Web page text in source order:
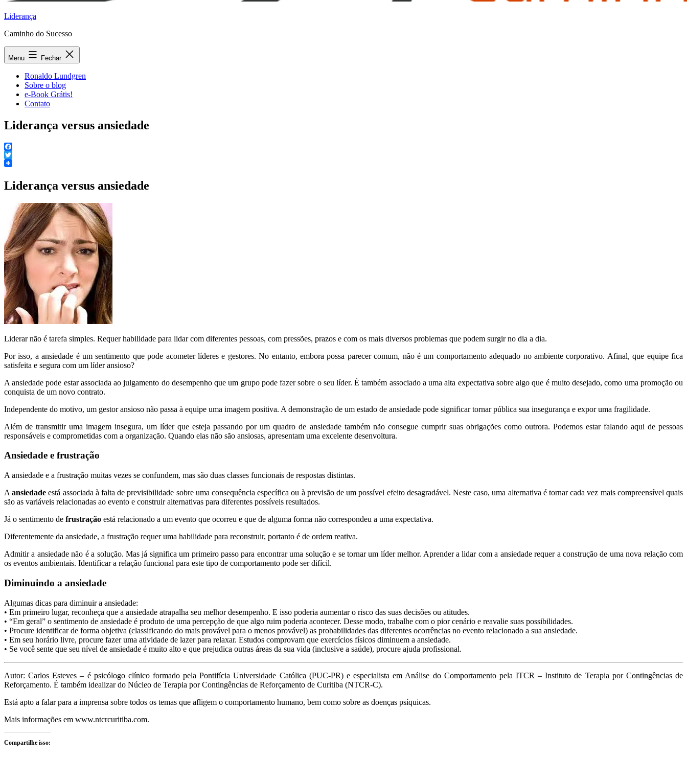
Liderança
Caminho do Sucesso
Menu Fechar
Ronaldo Lundgren
Sobre o blog
e-Book Grátis!
Contato
Liderança versus ansiedade
Facebook
Twitter
Liderança versus ansiedade
Liderar não é tarefa simples. Requer habilidade para lidar com diferentes pessoas, com pressões, prazos e com os mais diversos problemas que podem surgir no dia a dia.
Por isso, a ansiedade é um sentimento que pode acometer líderes e gestores. No entanto, embora possa parecer comum, não é um comportamento adequado no ambiente corporativo. Afinal, que equipe fica
satisfeita e segura com um líder ansioso?
A ansiedade pode estar associada ao julgamento do desempenho que um grupo pode fazer sobre o seu líder. É também associado a uma alta expectativa sobre algo que é muito desejado, como uma promoção ou
conquista de um novo contrato.
Independente do motivo, um gestor ansioso não passa à equipe uma imagem positiva. A demonstração de um estado de ansiedade pode significar tornar pública sua insegurança e expor uma fragilidade.
Além de transmitir uma imagem insegura, um líder que esteja passando por um quadro de ansiedade também não consegue cumprir suas obrigações como outrora. Podemos estar falando aqui de pessoas
responsáveis e comprometidas com a organização. Quando elas não são ansiosas, apresentam uma excelente desenvoltura.
Ansiedade e frustração
A ansiedade e a frustração muitas vezes se confundem, mas são duas classes funcionais de respostas distintas.
Aansiedade está associada à falta de previsibilidade sobre uma consequência específica ou à previsão de um possível efeito desagradável. Neste caso, uma alternativa é tornar cada vez mais compreensível quais
são as variáveis relacionadas ao evento e construir alternativas para diferentes possíveis resultados.
Já o sentimento de frustração está relacionado a um evento que ocorreu e que de alguma forma não correspondeu a uma expectativa.
Diferentemente da ansiedade, a frustração requer uma habilidade para reconstruir, portanto é de ordem reativa.
Admitir a ansiedade não é a solução. Mas já significa um primeiro passo para encontrar uma solução e se tornar um líder melhor. Aprender a lidar com a ansiedade requer a construção de uma nova relação com
os eventos ambientais. Identificar a relação funcional para este tipo de comportamento pode ser difícil.
Diminuindo a ansiedade
Algumas dicas para diminuir a ansiedade:
• Em primeiro lugar, reconheça que a ansiedade atrapalha seu melhor desempenho. E isso poderia aumentar o risco das suas decisões ou atitudes.
• “Em geral” o sentimento de ansiedade é produto de uma percepção de que algo ruim poderia acontecer. Desse modo, trabalhe com o pior cenário e reavalie suas possibilidades.
• Procure identificar de forma objetiva (classificando do mais provável para o menos provável) as probabilidades das diferentes ocorrências no evento relacionado a sua ansiedade.
• Em seu horário livre, procure fazer uma atividade de lazer para relaxar. Estudos comprovam que exercícios físicos diminuem a ansiedade.
• Se você sente que seu nível de ansiedade é muito alto e que prejudica outras áreas da sua vida (inclusive a saúde), procure ajuda profissional.
Autor: Carlos Esteves – é psicólogo clínico formado pela Pontifícia Universidade Católica (PUC-PR) e especialista em Análise do Comportamento pela ITCR – Instituto de Terapia por Contingências de
Reforçamento. É também idealizar do Núcleo de Terapia por Contingências de Reforçamento de Curitiba (NTCR-C).
Está apto a falar para a imprensa sobre todos os temas que afligem o comportamento humano, bem como sobre as doenças psíquicas.
Mais informações em www.ntcrcuritiba.com.
Compartilhe isso: